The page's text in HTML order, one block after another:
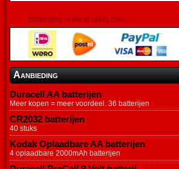
Batterijtjes.nl werkt veilig met:
Aanbieding
Duracell AA batterijen
Meer kopen = meer voordeel. 36 batterijen
CR2032 batterijen
40 stuks
Kodak Oplaadbare AA batterijen
4 oplaadbare 2000mAh batterijen